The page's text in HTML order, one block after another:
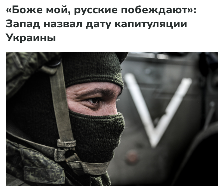
«Боже мой, русские побеждают»:
Запад назвал дату капитуляции
Украины